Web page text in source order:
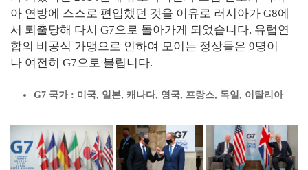
아 연방에 스스로 편입했던 것을 이유로 러시아가 G8에
서 퇴출당해 다시 G7으로 돌아가게 되었습니다. 유럽연
합의 비공식 가맹으로 인하여 모이는 정상들은 9명이
나 여전히 G7으로 불립니다.
G7 국가 : 미국, 일본, 캐나다, 영국, 프랑스, 독일, 이탈리아